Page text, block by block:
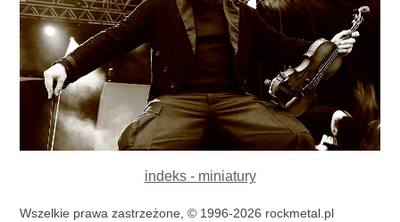
indeks - miniatury
Wszelkie prawa zastrzeżone, © 1996-2026 rockmetal.pl